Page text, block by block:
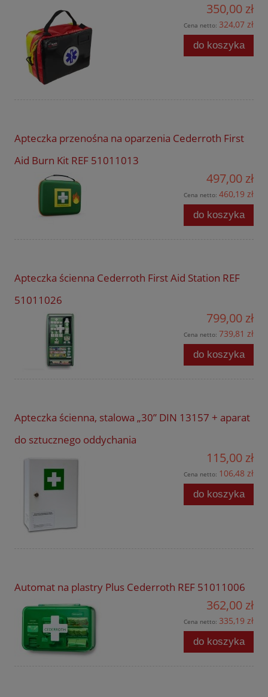
350,00 zł
Cena netto: 324,07 zł
do koszyka
Apteczka przenośna na oparzenia Cederroth First
Aid Burn Kit REF 51011013
497,00 zł
Cena netto: 460,19 zł
do koszyka
Apteczka ścienna Cederroth First Aid Station REF
51011026
799,00 zł
Cena netto: 739,81 zł
do koszyka
Apteczka ścienna, stalowa „30” DIN 13157 + aparat
do sztucznego oddychania
115,00 zł
Cena netto: 106,48 zł
do koszyka
Automat na plastry Plus Cederroth REF 51011006
362,00 zł
Cena netto: 335,19 zł
do koszyka